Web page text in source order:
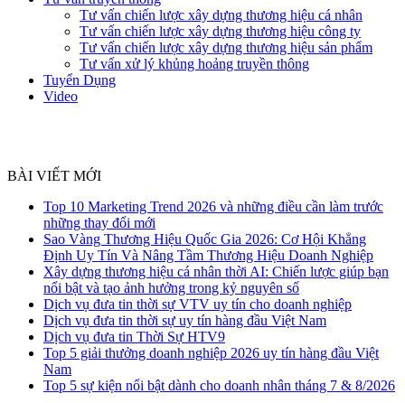
Tư vấn chiến lược xây dựng thương hiệu cá nhân
Tư vấn chiến lược xây dựng thương hiệu công ty
Tư vấn chiến lược xây dựng thương hiệu sản phẩm
Tư vấn xử lý khủng hoảng truyền thông
Tuyển Dụng
Video
BÀI VIẾT MỚI
Top 10 Marketing Trend 2026 và những điều cần làm trước
những thay đổi mới
Sao Vàng Thương Hiệu Quốc Gia 2026: Cơ Hội Khẳng
Định Uy Tín Và Nâng Tầm Thương Hiệu Doanh Nghiệp
Xây dựng thương hiệu cá nhân thời AI: Chiến lược giúp bạn
nổi bật và tạo ảnh hưởng trong kỷ nguyên số
Dịch vụ đưa tin thời sự VTV uy tín cho doanh nghiệp
Dịch vụ đưa tin thời sự uy tín hàng đầu Việt Nam
Dịch vụ đưa tin Thời Sự HTV9
Top 5 giải thưởng doanh nghiệp 2026 uy tín hàng đầu Việt
Nam
Top 5 sự kiện nổi bật dành cho doanh nhân tháng 7 & 8/2026